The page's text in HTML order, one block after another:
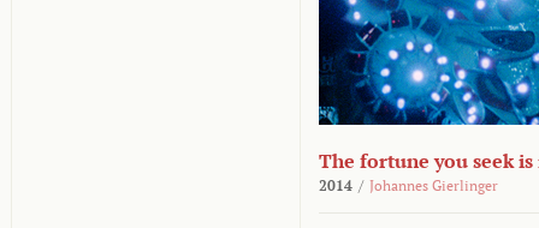
The fortune you seek
2014 / Johannes Gierlinger